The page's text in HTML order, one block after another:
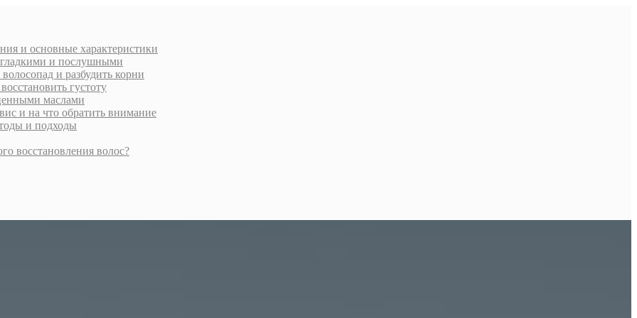
и основные характеристики
гладкими и послушными
и разбудить корни
густоту
маслами
и на что обратить внимание
и подходы
восстановления волос?